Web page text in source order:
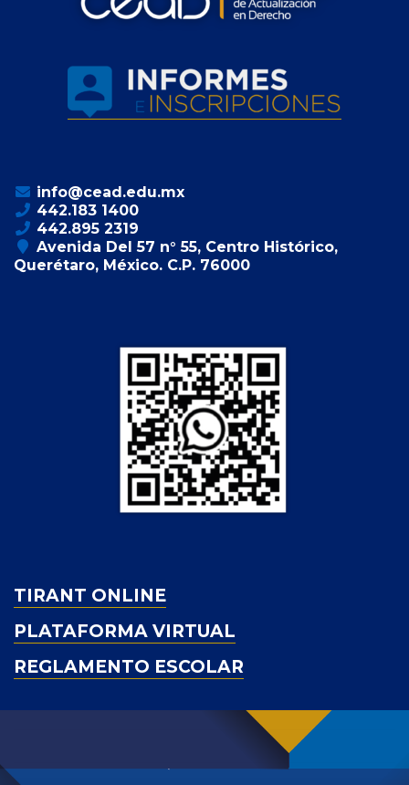
info@cead.edu.mx
442.183 1400
442.895 2319
Avenida Del 57 n° 55, Centro Histórico,
Querétaro, México. C.P. 76000
TIRANT ONLINE
PLATAFORMA VIRTUAL
REGLAMENTO ESCOLAR